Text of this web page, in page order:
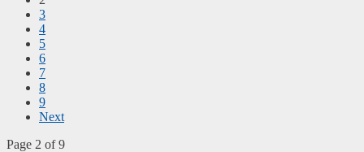
3
4
5
6
7
8
9
Next
Page 2 of 9